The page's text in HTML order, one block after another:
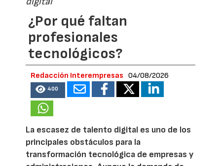
¿Por qué faltan
profesionales
tecnológicos?
Redacción Interempresas 04/08/2026
400
La escasez de talento digital es uno de los
principales obstáculos para la
transformación tecnológica de empresas y